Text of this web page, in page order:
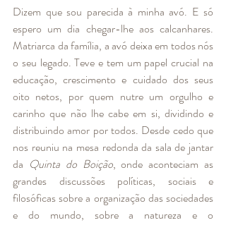
Dizem que sou parecida à minha avó. E só
espero um dia chegar-lhe aos calcanhares.
Matriarca da família, a avó deixa em todos nós
o seu legado. Teve e tem um papel crucial na
educação, crescimento e cuidado dos seus
oito netos, por quem nutre um orgulho e
carinho que não lhe cabe em si, dividindo e
distribuindo amor por todos. Desde cedo que
nos reuniu na mesa redonda da sala de jantar
da Quinta do Boição, onde aconteciam as
grandes discussões políticas, sociais e
filosóficas sobre a organização das sociedades
e do mundo, sobre a natureza e o